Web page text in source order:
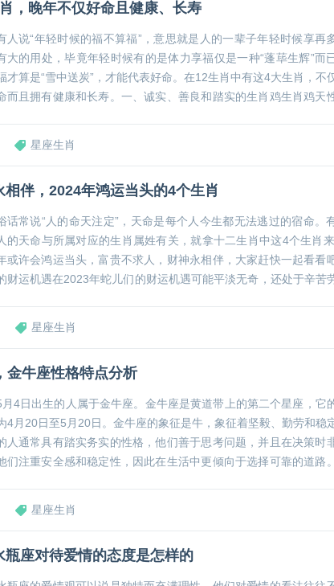
，晚年不仅好命且健康、长寿
人说“年轻时候的福不算福”，意思就是人的一辈子年轻时候享再
大的用处，毕竟年轻时候有的是体力享福仅是一种“蓬荜生辉”而
才算是“雪中送炭”，才能代表好命。在12生肖中有这4大生肖，不
而且拥有健康和长寿。一、诚实、善良和踏实的生肖鸡生肖鸡天
星座生肖
伴，2024年鸿运当头的4个生肖
话常说“人的命天注定”，天命是每个人今生都无法逃过的宿命。
的天命与所属对应的生肖属姓有关，就拿十二生肖中这4个生肖
或许会鸿运当头，富贵不求人，财神永相伴，大家赶快一起看看
财运机遇在2023年蛇儿们的财运机遇可能平淡无奇，还处于辛苦
星座生肖
金牛座性格特点分析
月4日出生的人属于金牛座。金牛座是黄道带上的第二个星座，它
4月20日至5月20日。金牛座的象征是牛，象征着坚毅、勤劳和稳
人通常具有踏实务实的性格，他们善于思考问题，并且在决策时
们注重安全感和稳定性，因此在生活中更倾向于选择可靠的道路
星座生肖
座对待爱情的态度是怎样的